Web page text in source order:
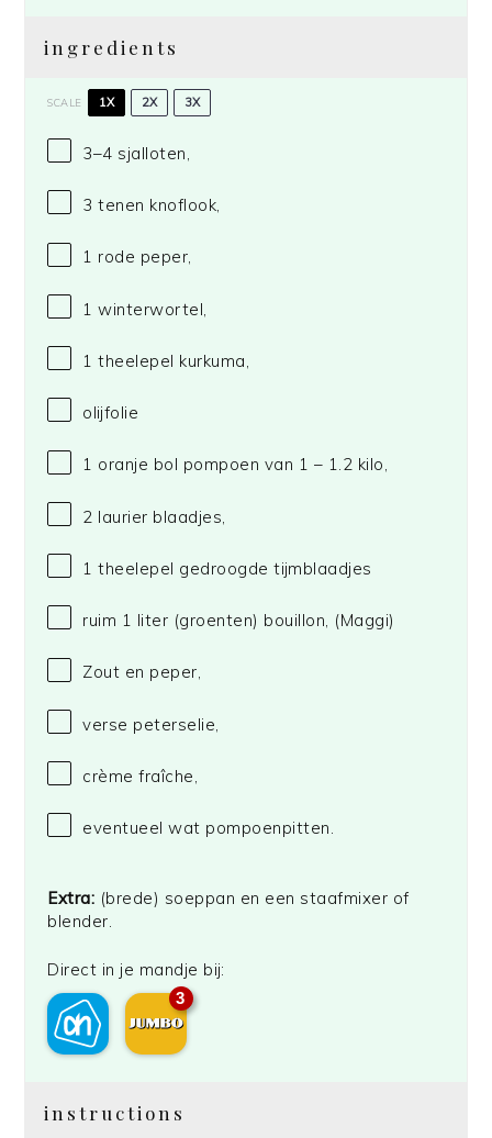
ingredients
SCALE 1X 2X 3X
3–4 sjalloten,
3 tenen knoflook,
1 rode peper,
1 winterwortel,
1 theelepel kurkuma,
olijfolie
1 oranje bol pompoen van 1 – 1.2 kilo,
2 laurier blaadjes,
1 theelepel gedroogde tijmblaadjes
ruim 1 liter (groenten) bouillon, (Maggi)
Zout en peper,
verse peterselie,
crème fraîche,
eventueel wat pompoenpitten.
Extra: (brede) soeppan en een staafmixer of
blender.
Direct in je mandje bij:
3
instructions